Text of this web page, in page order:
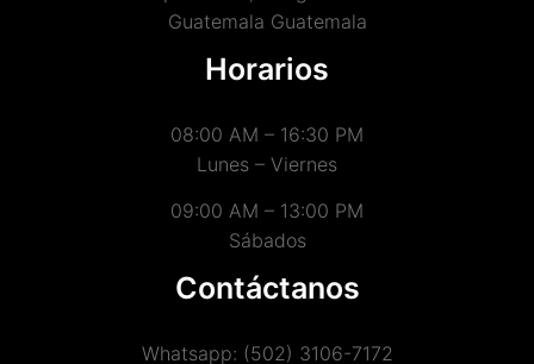
Guatemala Guatemala
Horarios
08:00 AM – 16:30 PM
Lunes – Viernes
09:00 AM – 13:00 PM
Sábados
Contáctanos
Whatsapp: (502) 3106-7172